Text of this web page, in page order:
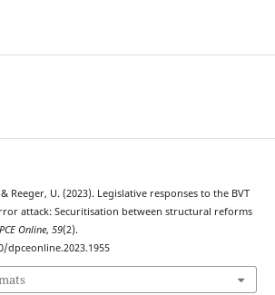
Reeger, U. (2023). Legislative responses to the BVT
attack: Securitisation between structural reforms
Online, 59(2).